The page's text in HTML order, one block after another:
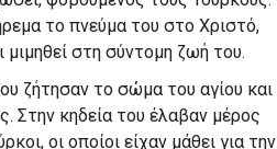
το πνεύμα του στο Χριστό,
μιμηθεί στη σύντομη ζωή του.
ζήτησαν το σώμα του αγίου και
Στην κηδεία του έλαβαν μέρος
οι οποίοι είχαν μάθει για την